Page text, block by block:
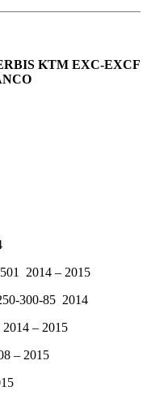
KTM EXC-EXCF
2014 – 2015
300-85 2014
– 2015
– 2015